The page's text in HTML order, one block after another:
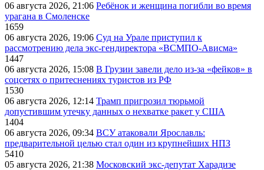
06 августа 2026, 21:06 Ребёнок и женщина погибли во время
урагана в Смоленске
1659
06 августа 2026, 19:06 Суд на Урале приступил к
рассмотрению дела экс-гендиректора «ВСМПО-Ависма»
1447
06 августа 2026, 15:08 В Грузии завели дело из-за «фейков» в
соцсетях о притеснениях туристов из РФ
1530
06 августа 2026, 12:14 Трамп пригрозил тюрьмой
допустившим утечку данных о нехватке ракет у США
1404
06 августа 2026, 09:34 ВСУ атаковали Ярославль:
предварительной целью стал один из крупнейших НПЗ
5410
05 августа 2026, 21:38 Московский экс-депутат Харадизе